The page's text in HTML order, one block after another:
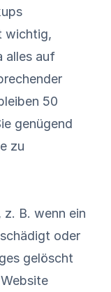
wichtig,
alles auf
50
genügend
zu
B. wenn ein
oder
gelöscht